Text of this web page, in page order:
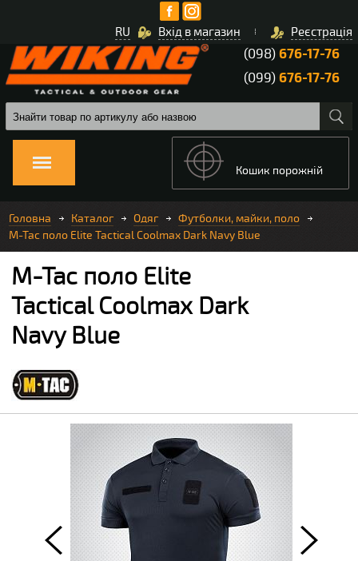
Вхід в магазин Реєстрація
RU
(098)676-17-76
(099)676-17-76
Кошик порожній
Головна Каталог Одяг
Футболки, майки, поло
M-Tac поло Elite Tactical Coolmax Dark Navy Blue
M-Tac поло Elite
Tactical Coolmax Dark
Navy Blue